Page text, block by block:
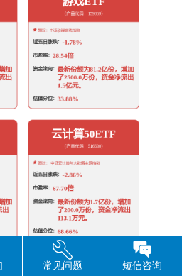
律法规对部门间微观数据共享的限制下一篇：
常见问题 短信咨询